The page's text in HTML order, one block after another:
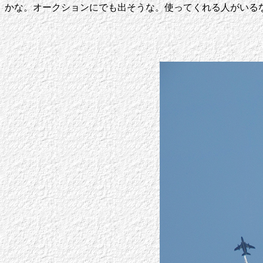
かな。オークションにでも出そうな。使ってくれる人がい